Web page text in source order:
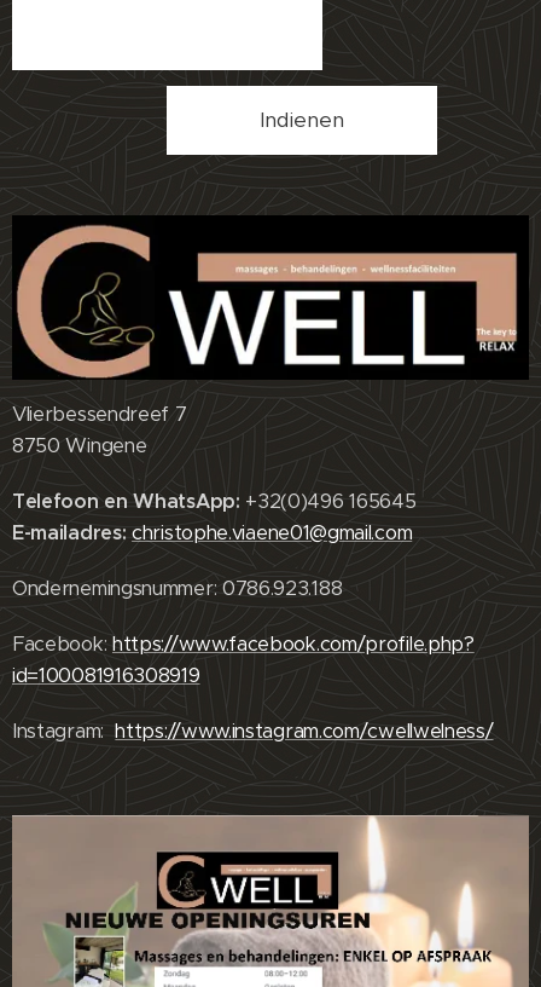
Indienen
Vlierbessendreef 7
8750 Wingene
Telefoon en WhatsApp: +32(0)496 165645
E-mailadres:christophe.viaene01@gmail.com
Ondernemingsnummer: 0786.923.188
Facebook: https://www.facebook.com/profile.php?
id=100081916308919
Instagram:https://www.instagram.com/cwellwelness/